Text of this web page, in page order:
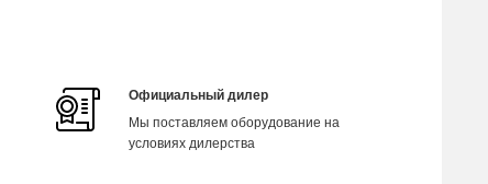
Официальный дилер
Мы поставляем оборудование на
условиях дилерства